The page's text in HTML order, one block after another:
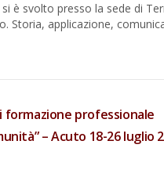
è svolto presso la sede di
Storia, applicazione,
formazione professionale
– Acuto 18-26 luglio